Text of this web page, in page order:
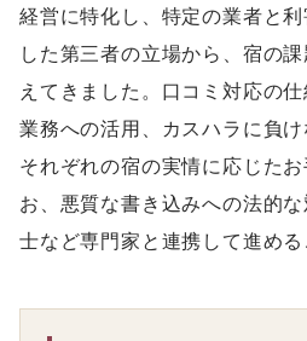
経営に特化し、特定の業者と
した第三者の立場から、宿の
えてきました。口コミ対応の
業務への活用、カスハラに負け
それぞれの宿の実情に応じた
お、悪質な書き込みへの法的
士など専門家と連携して進める